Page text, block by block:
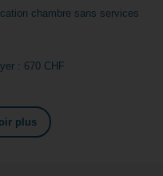
chambre sans services
: 670 CHF
plus